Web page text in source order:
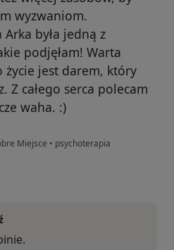
wyzwaniom.
była jedną z
podjęłam! Warta
życie jest darem, który
Z całego serca polecam
waha. :)
Miejsce • psychoterapia